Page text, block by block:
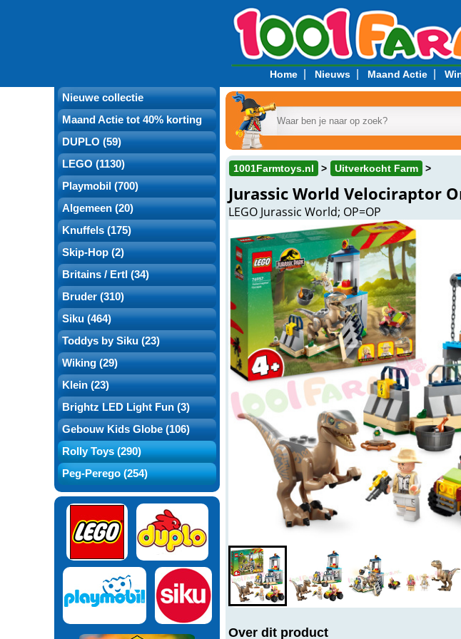
Home| Nieuws| Maand Actie|
Nieuwe collectie
Maand Actie tot 40% korting
DUPLO (59)
LEGO (1130)
Playmobil (700)
Algemeen (20)
Knuffels (175)
Skip-Hop (2)
Britains / Ertl (34)
Bruder (310)
Siku (464)
Toddys by Siku (23)
Wiking (29)
Klein (23)
Brightz LED Light Fun (3)
Gebouw Kids Globe (106)
Rolly Toys (290)
Peg-Perego (254)
1001Farmtoys.nl Uitverkocht Farm
Jurassic World Velociraptor
LEGO Jurassic World; OP=OP
Over dit product